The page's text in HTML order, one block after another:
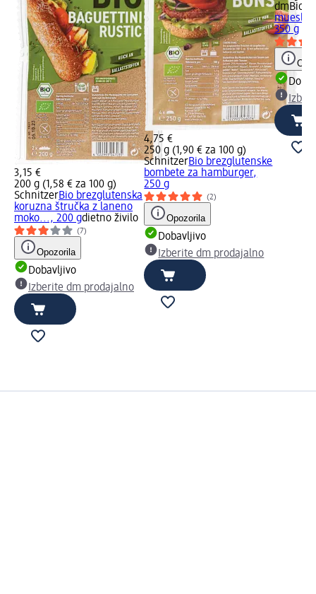
3,15 €
200 g (1,58 € za 100 g)
SchnitzerBio brezglutenska
koruzna štručka z laneno
moko..., 200 gdietno živilo
(7)
Opozorila
Dobavljivo
Izberite dm prodajalno
4,75 €
250 g (1,90 € za 100 g)
SchnitzerBio brezglutenske
bombete za hamburger,
250 g
(2)
Opozorila
Dobavljivo
Izberite dm prodajalno
dmBio
muesli
350 g